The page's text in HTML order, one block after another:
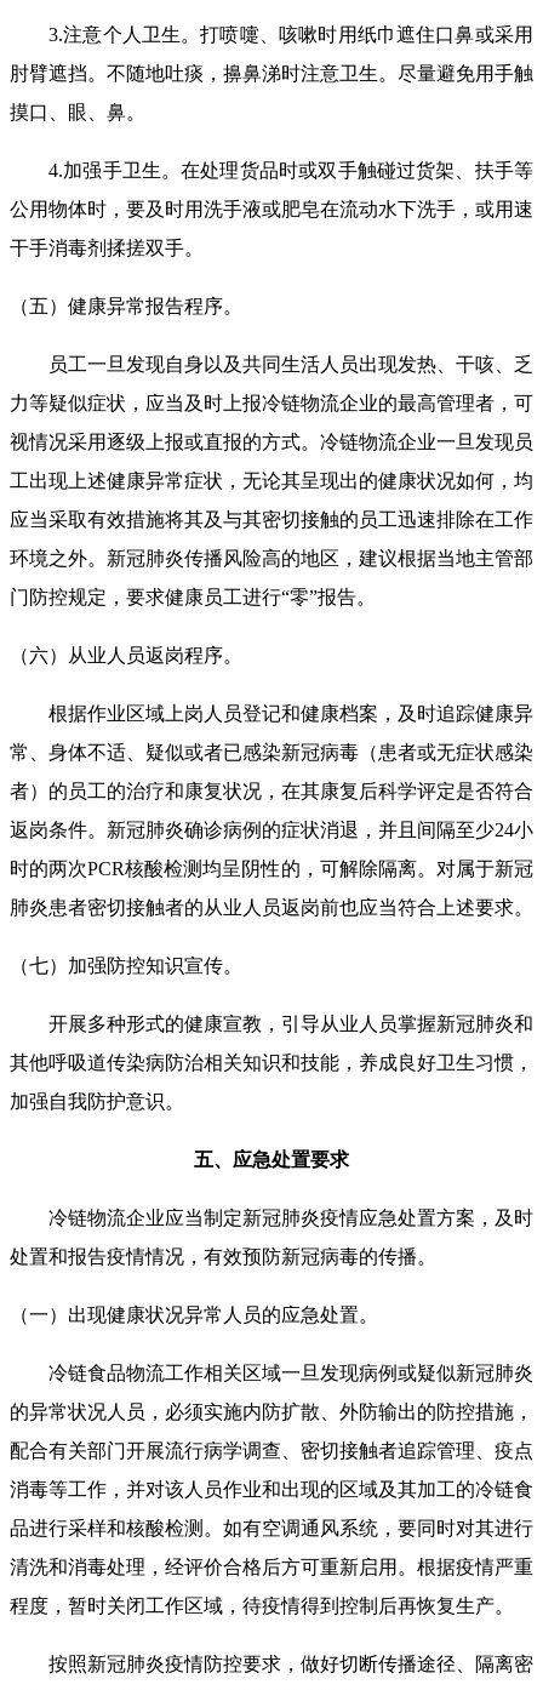
3.注意个人卫生。打喷嚏、咳嗽时用纸巾遮住口鼻或采用
肘臂遮挡。不随地吐痰，擤鼻涕时注意卫生。尽量避免用手触
摸口、眼、鼻。
4.加强手卫生。在处理货品时或双手触碰过货架、扶手等
公用物体时，要及时用洗手液或肥皂在流动水下洗手，或用速
干手消毒剂揉搓双手。
（五）健康异常报告程序。
员工一旦发现自身以及共同生活人员出现发热、干咳、乏
力等疑似症状，应当及时上报冷链物流企业的最高管理者，可
视情况采用逐级上报或直报的方式。冷链物流企业一旦发现员
工出现上述健康异常症状，无论其呈现出的健康状况如何，均
应当采取有效措施将其及与其密切接触的员工迅速排除在工作
环境之外。新冠肺炎传播风险高的地区，建议根据当地主管部
门防控规定，要求健康员工进行“零”报告。
（六）从业人员返岗程序。
根据作业区域上岗人员登记和健康档案，及时追踪健康异
常、身体不适、疑似或者已感染新冠病毒（患者或无症状感染
者）的员工的治疗和康复状况，在其康复后科学评定是否符合
返岗条件。新冠肺炎确诊病例的症状消退，并且间隔至少24小
时的两次PCR核酸检测均呈阴性的，可解除隔离。对属于新冠
肺炎患者密切接触者的从业人员返岗前也应当符合上述要求。
（七）加强防控知识宣传。
开展多种形式的健康宣教，引导从业人员掌握新冠肺炎和
其他呼吸道传染病防治相关知识和技能，养成良好卫生习惯，
加强自我防护意识。
五、应急处置要求
冷链物流企业应当制定新冠肺炎疫情应急处置方案，及时
处置和报告疫情情况，有效预防新冠病毒的传播。
（一）出现健康状况异常人员的应急处置。
冷链食品物流工作相关区域一旦发现病例或疑似新冠肺炎
的异常状况人员，必须实施内防扩散、外防输出的防控措施，
配合有关部门开展流行病学调查、密切接触者追踪管理、疫点
消毒等工作，并对该人员作业和出现的区域及其加工的冷链食
品进行采样和核酸检测。如有空调通风系统，要同时对其进行
清洗和消毒处理，经评价合格后方可重新启用。根据疫情严重
程度，暂时关闭工作区域，待疫情得到控制后再恢复生产。
按照新冠肺炎疫情防控要求，做好切断传播途径、隔离密